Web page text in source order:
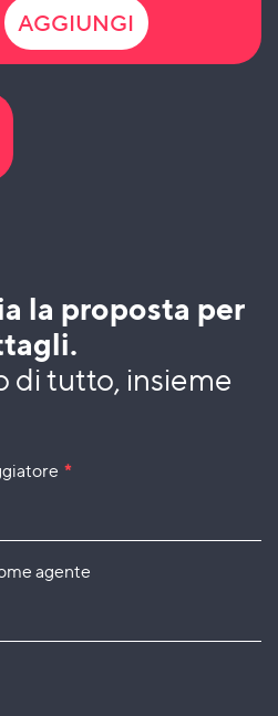
AGGIUNGI
la proposta per
di tutto, insieme
*
agente